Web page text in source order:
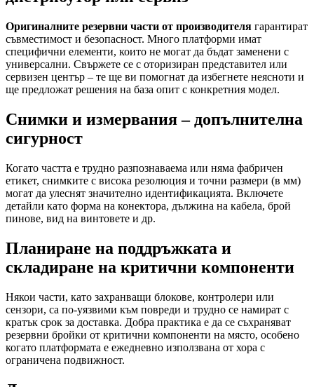
Оригиналните резервни части от производителя гарантират
съвместимост и безопасност. Много платформи имат
специфични елементи, които не могат да бъдат заменени с
универсални. Свържете се с оторизиран представител или
сервизен център – те ще ви помогнат да избегнете неясноти и
ще предложат решения на база опит с конкретния модел.
Снимки и измервания – допълнителна
сигурност
Когато частта е трудно разпознаваема или няма фабричен
етикет, снимките с висока резолюция и точни размери (в мм)
могат да улеснят значително идентификацията. Включете
детайли като форма на конектора, дължина на кабела, брой
пинове, вид на винтовете и др.
Планиране на поддръжката и
складиране на критични компоненти
Някои части, като захранващи блокове, контролери или
сензори, са по-уязвими към повреди и трудно се намират с
кратък срок за доставка. Добра практика е да се съхраняват
резервни бройки от критични компоненти на място, особено
когато платформата е ежедневно използвана от хора с
ограничена подвижност.